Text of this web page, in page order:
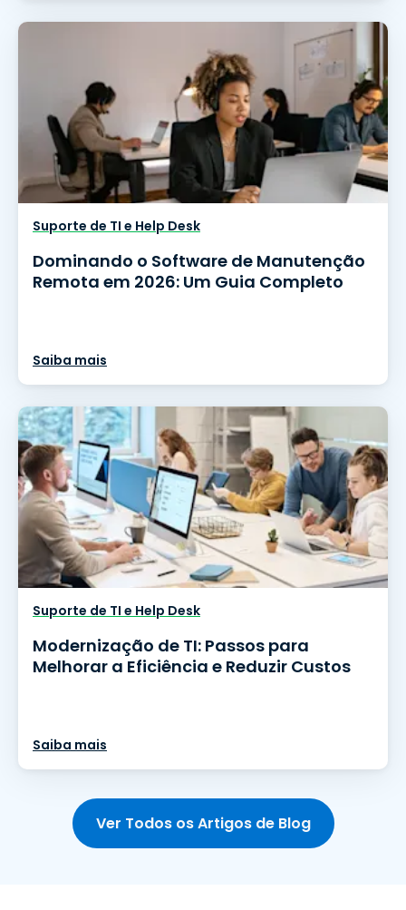
Suporte de TI e Help Desk
Dominando o Software de Manutenção
Remota em 2026: Um Guia Completo
Saiba mais
Suporte de TI e Help Desk
Modernização de TI: Passos para
Melhorar a Eficiência e Reduzir Custos
Saiba mais
Ver Todos os Artigos de Blog